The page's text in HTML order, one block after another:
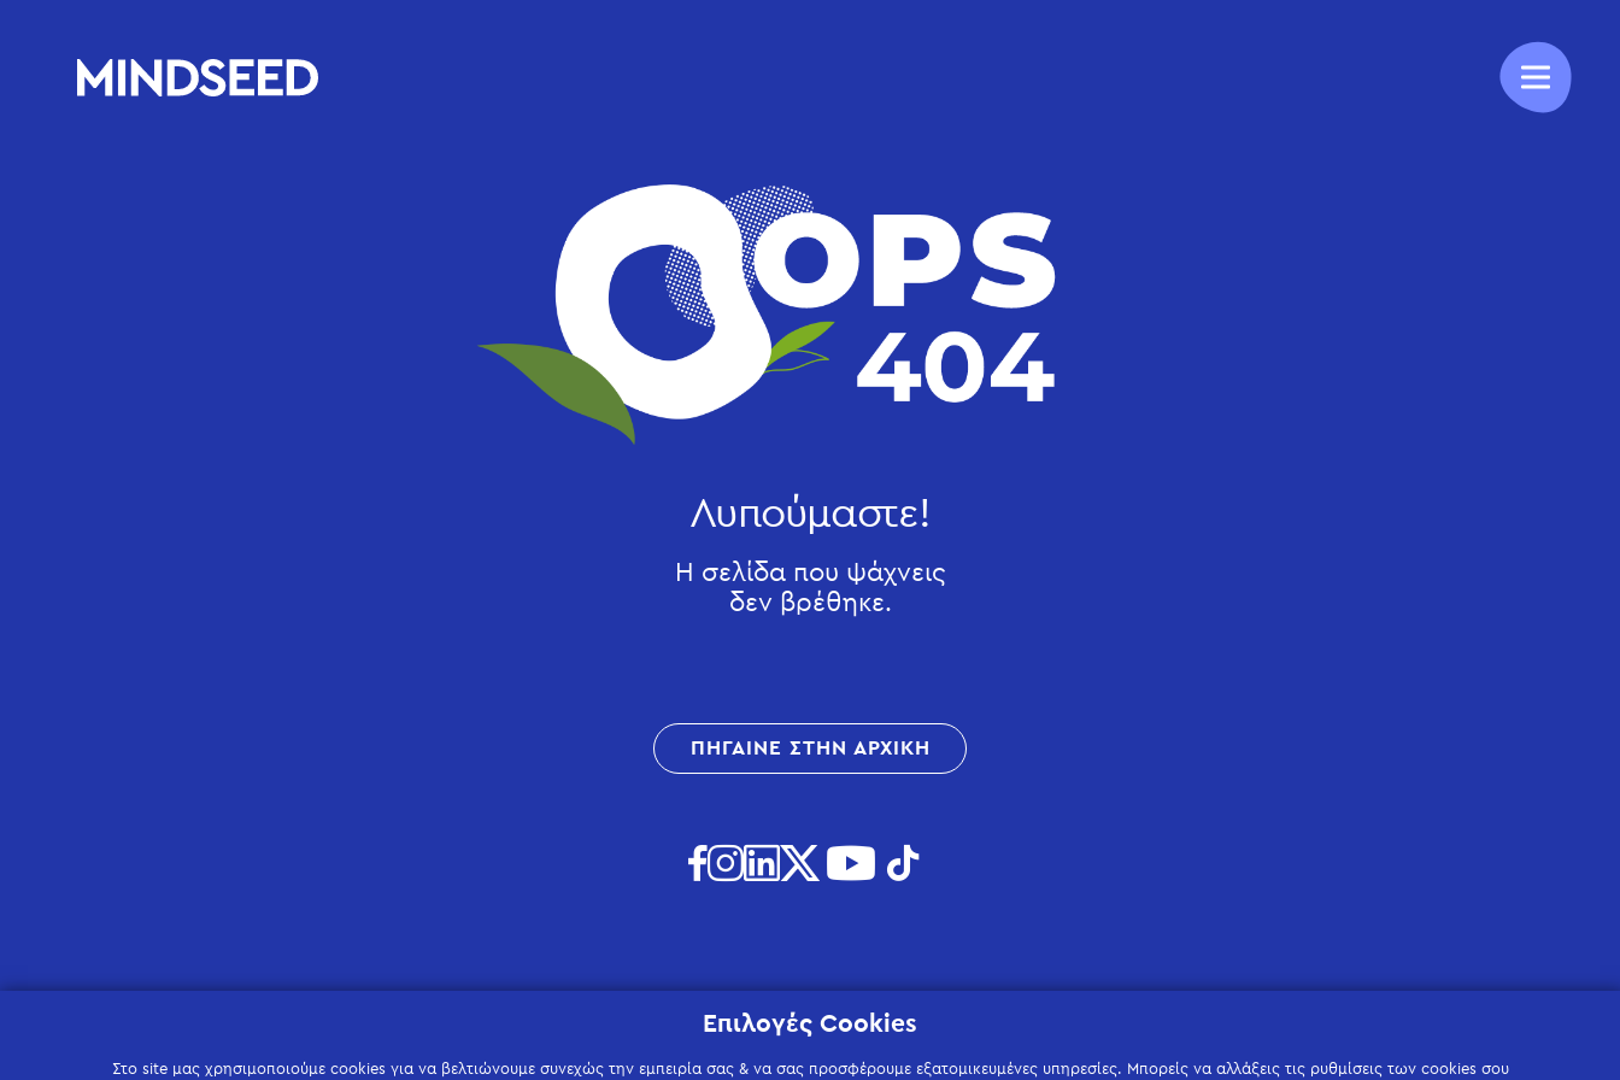
Λυπούμαστε!
Η σελίδα που ψάχνεις
δεν βρέθηκε.
ΠΗΓΑΙΝΕ ΣΤΗΝ ΑΡΧΙΚΗ
Επιλογές Cookies
Στο site μας χρησιμοποιούμε cookies για να βελτιώνουμε συνεχώς την εμπειρία σας & να σας προσφέρουμε εξατομικευμένες υπηρεσίες. Μπορείς να αλλάξεις τις ρυθμίσεις των cookies σου